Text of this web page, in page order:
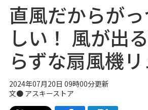
直風だからが
しい！ 風が出
らずな扇風機
2024年07月20日 09時00分更新
文● アスキーストア